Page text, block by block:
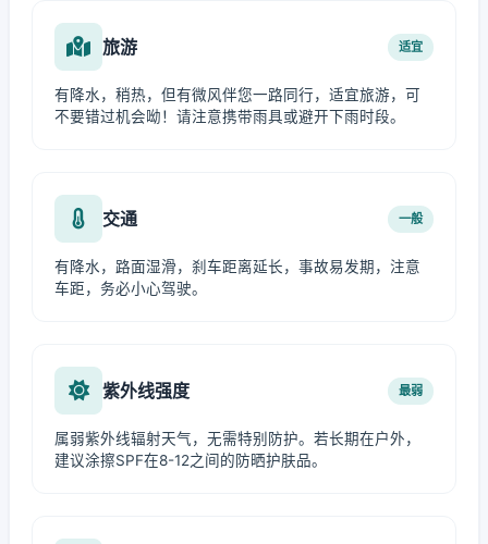
旅游 适宜
有降水，稍热，但有微风伴您一路同行，适宜旅游，可
不要错过机会呦！请注意携带雨具或避开下雨时段。
交通 一般
有降水，路面湿滑，刹车距离延长，事故易发期，注意
车距，务必小心驾驶。
紫外线强度 最弱
属弱紫外线辐射天气，无需特别防护。若长期在户外，
建议涂擦SPF在8-12之间的防晒护肤品。